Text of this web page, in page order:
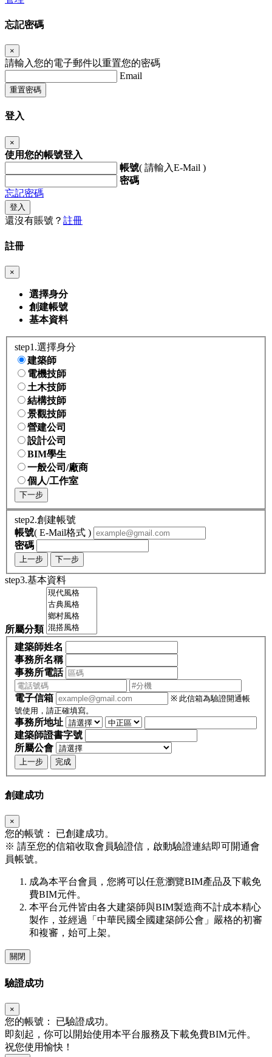
忘記密碼
×
請輸入您的電子郵件以重置您的密碼
Email
重置密碼
登入
×
使用您的帳號登入
帳號( 請輸入E-Mail )
密碼
忘記密碼
登入
還沒有賬號？ 註冊
註冊
×
選擇身分
創建帳號
基本資料
step1.選擇身分
建築師
電機技師
土木技師
結構技師
景觀技師
營建公司
設計公司
BIM學生
一般公司/廠商
個人/工作室
下一步
step2.創建帳號
帳號( E-Mail格式 )
密碼
上一步 下一步
step3.基本資料
所屬分類
建築師姓名
事務所名稱
事務所電話
電子信箱
※ 此信箱為驗證開通帳
號使用，請正確填寫。
事務所地址
建築師證書字號
所屬公會
上一步 完成
創建成功
×
您的帳號：
已創建成功。
※ 請至您的信箱收取會員驗證信，啟動驗證連結即可開通會
員帳號。
成為本平台會員，您將可以任意瀏覽BIM產品及下載免
費BIM元件。
本平台元件皆由各大建築師與BIM製造商不計成本精心
製作，並經過「中華民國全國建築師公會」嚴格的初審
和複審，始可上架。
關閉
驗證成功
×
您的帳號：
已驗證成功。
即刻起，你可以開始使用本平台服務及下載免費BIM元件。
祝您使用愉快！